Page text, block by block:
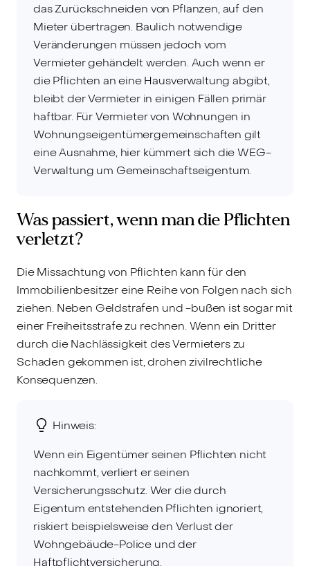
das Zurückschneiden von Pflanzen, auf den
Mieter übertragen. Baulich notwendige
Veränderungen müssen jedoch vom
Vermieter gehändelt werden. Auch wenn er
die Pflichten an eine Hausverwaltung abgibt,
bleibt der Vermieter in einigen Fällen primär
haftbar. Für Vermieter von Wohnungen in
Wohnungseigentümergemeinschaften gilt
eine Ausnahme, hier kümmert sich die WEG-
Verwaltung um Gemeinschaftseigentum.
Was passiert, wenn man die Pflichten
verletzt?
Die Missachtung von Pflichten kann für den
Immobilienbesitzer eine Reihe von Folgen nach sich
ziehen. Neben Geldstrafen und -bußen ist sogar mit
einer Freiheitsstrafe zu rechnen. Wenn ein Dritter
durch die Nachlässigkeit des Vermieters zu
Schaden gekommen ist, drohen zivilrechtliche
Konsequenzen.
Hinweis:
Wenn ein Eigentümer seinen Pflichten nicht
nachkommt, verliert er seinen
Versicherungsschutz. Wer die durch
Eigentum entstehenden Pflichten ignoriert,
riskiert beispielsweise den Verlust der
Wohngebäude-Police und der
Haftpflichtversicherung.